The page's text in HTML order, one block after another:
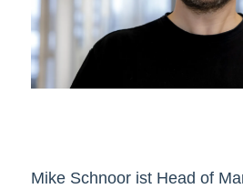
Mike Schnoor ist Head of